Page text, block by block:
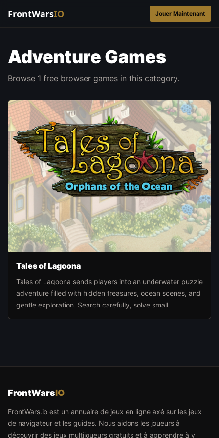
FrontWarsIO Jouer Maintenant
Adventure Games
Browse 1 free browser games in this category.
Tales of Lagoona
Tales of Lagoona sends players into an underwater puzzle
adventure filled with hidden treasures, ocean scenes, and
gentle exploration. Search carefully, solve small
FrontWarsIO
FrontWars.io est un annuaire de jeux en ligne axé sur les jeux
de navigateur et les guides. Nous aidons les joueurs à
découvrir des jeux multijoueurs gratuits et à apprendre à y